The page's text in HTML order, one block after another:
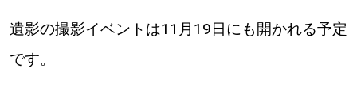
遺影の撮影イベントは11月19日にも開かれる予定
です。